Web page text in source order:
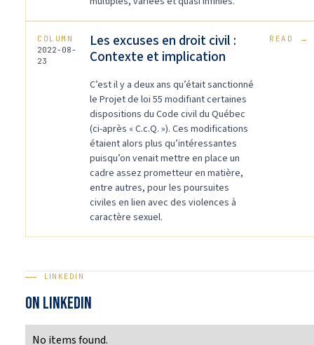
COLUMN
2022-08-
23
Les excuses en droit civil :
Contexte et implication
READ →
C’est il y a deux ans qu’était sanctionné
le Projet de loi 55 modifiant certaines
dispositions du Code civil du Québec
(ci-après « C.c.Q. »). Ces modifications
étaient alors plus qu’intéressantes
puisqu’on venait mettre en place un
cadre assez prometteur en matière,
entre autres, pour les poursuites
civiles en lien avec des violences à
caractère sexuel.
LINKEDIN
ON LINKEDIN
No items found.